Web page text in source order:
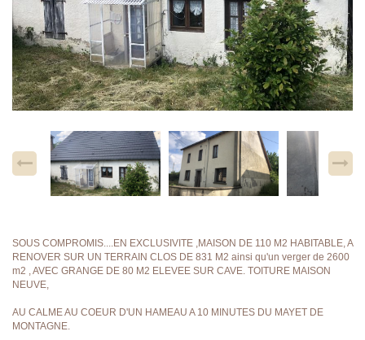
SOUS COMPROMIS....EN EXCLUSIVITE ,MAISON DE 110 M2 HABITABLE, A
RENOVER SUR UN TERRAIN CLOS DE 831 M2 ainsi qu'un verger de 2600
m2 , AVEC GRANGE DE 80 M2 ELEVEE SUR CAVE. TOITURE MAISON
NEUVE,
AU CALME AU COEUR D'UN HAMEAU A 10 MINUTES DU MAYET DE
MONTAGNE.